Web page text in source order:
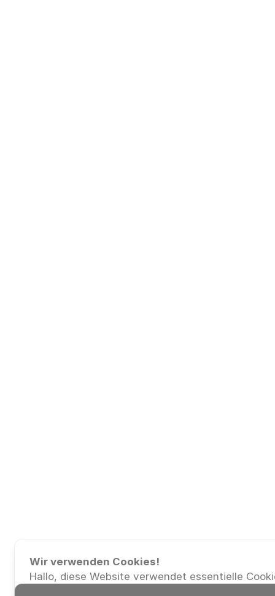
Wir verwenden Cookies!
Hallo, diese Website verwendet essentielle